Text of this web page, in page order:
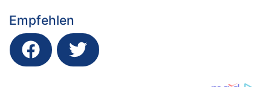
Empfehlen